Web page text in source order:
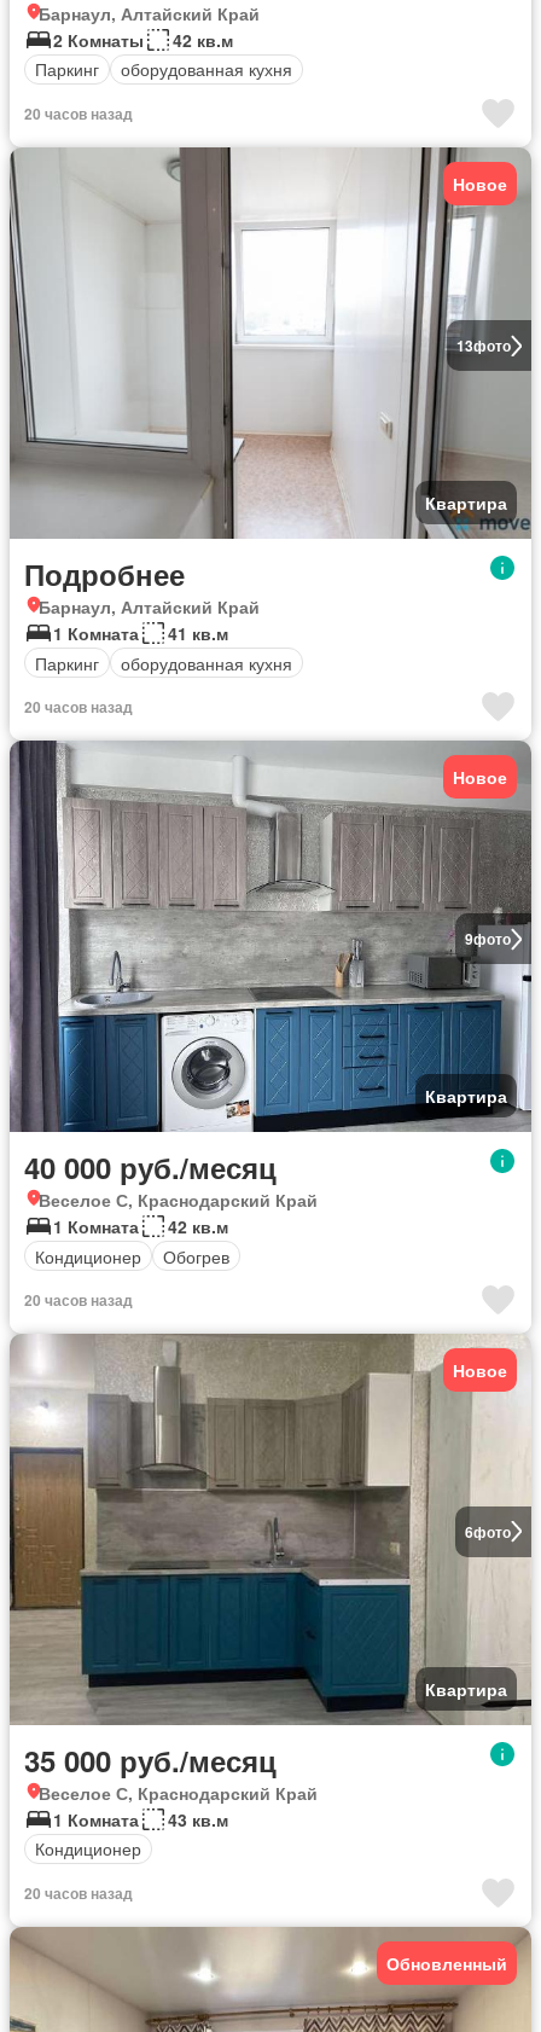
Барнаул, Алтайский Край
2 Комнаты
42 кв.м
Паркинг
оборудованная кухня
20 часов назад
13фото
Новое
Квартира
Подробнее
Барнаул, Алтайский Край
1 Комната
41 кв.м
Паркинг
оборудованная кухня
20 часов назад
9фото
Новое
Квартира
40 000 руб./месяц
Веселое С, Краснодарский Край
1 Комната
42 кв.м
Кондиционер
Обогрев
20 часов назад
6фото
Новое
Квартира
35 000 руб./месяц
Веселое С, Краснодарский Край
1 Комната
43 кв.м
Кондиционер
20 часов назад
Обновленный